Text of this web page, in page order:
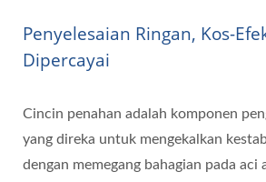
Penyelesaian Ringan, Kos-
Dipercayai
Cincin penahan adalah komponen
yang direka untuk mengekalkan
dengan memegang bahagian pada aci